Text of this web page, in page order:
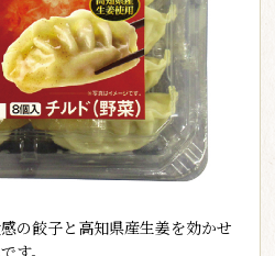
の餃子と高知県産生姜を効かせ